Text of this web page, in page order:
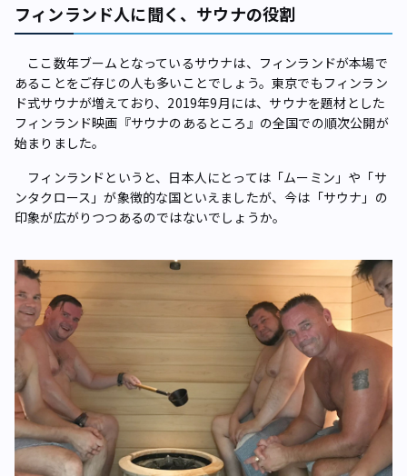
フィンランド人に聞く、サウナの役割
ここ数年ブームとなっているサウナは、フィンランドが本場で
あることをご存じの人も多いことでしょう。東京でもフィンラン
ド式サウナが増えており、2019年9月には、サウナを題材とした
フィンランド映画『サウナのあるところ』の全国での順次公開が
始まりました。
フィンランドというと、日本人にとっては「ムーミン」や「サ
ンタクロース」が象徴的な国といえましたが、今は「サウナ」の
印象が広がりつつあるのではないでしょうか。